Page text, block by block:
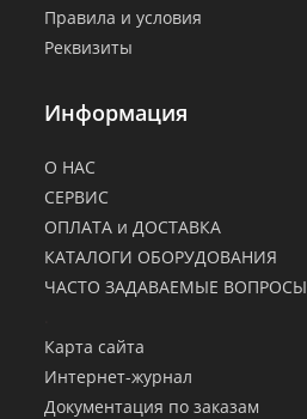
Правила и условия
Реквизиты
Информация
О НАС
СЕРВИС
ОПЛАТА и ДОСТАВКА
КАТАЛОГИ ОБОРУДОВАНИЯ
ЧАСТО ЗАДАВАЕМЫЕ ВОПРОСЫ
Карта сайта
Интернет-журнал
Документация по заказам